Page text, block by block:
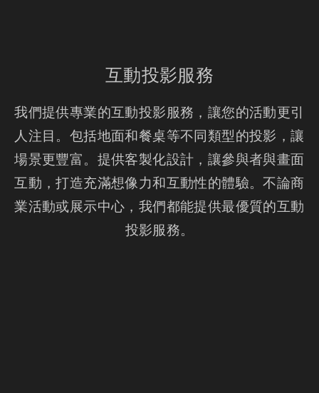
互動投影服務
我們提供專業的互動投影服務，讓您的活動更引
人注目。包括地面和餐桌等不同類型的投影，讓
場景更豐富。提供客製化設計，讓參與者與畫面
互動，打造充滿想像力和互動性的體驗。不論商
業活動或展示中心，我們都能提供最優質的互動
投影服務。